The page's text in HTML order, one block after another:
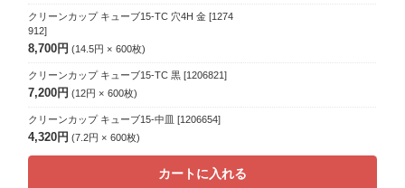
クリーンカップ キューブ15-TC 穴4H 金 [1274
912]
8,700円 14.5円 600枚
クリーンカップ キューブ15-TC 黒 [1206821]
7,200円 12円 600枚
クリーンカップ キューブ15-中皿 [1206654]
4,320円 7.2円 600枚
カートに入れる